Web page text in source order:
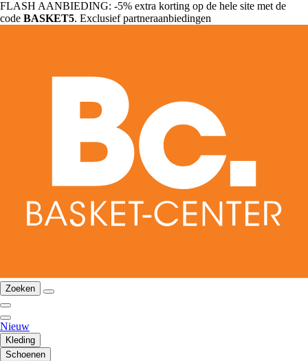
FLASH AANBIEDING: -5% extra korting op de hele site met de
code BASKET5. Exclusief partneraanbiedingen
Zoeken
Nieuw
Kleding
Schoenen